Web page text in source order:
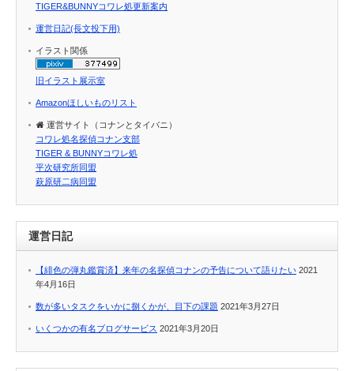
TIGER&BUNNYコワレ処更新案内
運営日記(長文投下用)
イラスト関係
旧イラスト展示室
Amazonほしいものリスト
運営サイト（コナンとタイバニ）
コワレ処名探偵コナン支部
TIGER & BUNNYコワレ処
平次研究所同盟
萩原研二病同盟
運営日記
【緋色の弾丸鑑賞済】来年の名探偵コナンの予告について語りたい 2021
年4月16日
数が多いタスクをいかに捌くかが、目下の課題 2021年3月27日
いくつかの有名ブログサービス 2021年3月20日